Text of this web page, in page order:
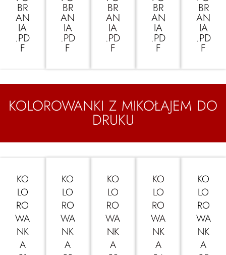
BR
AN
IA
.PD
F
BR
AN
IA
.PD
F
BR
AN
IA
.PD
F
BR
AN
IA
.PD
F
BR
AN
IA
.PD
F
KOLOROWANKI Z MIKOŁAJEM DO
DRUKU
KO
LO
RO
WA
NK
A
KO
LO
RO
WA
NK
A
KO
LO
RO
WA
NK
A
KO
LO
RO
WA
NK
A
KO
LO
RO
WA
NK
A